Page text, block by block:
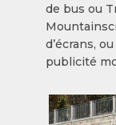
de bus ou
d’écrans,
publicité